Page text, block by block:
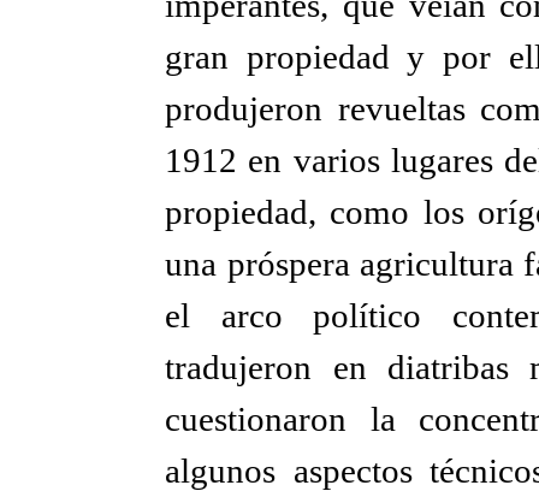
gran propiedad y por
produjeron revueltas
1912 en varios lugares
propiedad, como los
una próspera agricultura
el arco político
tradujeron en diatribas
cuestionaron la
algunos aspectos